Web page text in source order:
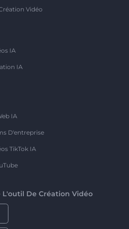
Vidéo
IA
IA
IA
D'entreprise
TikTok IA
De Création Vidéo